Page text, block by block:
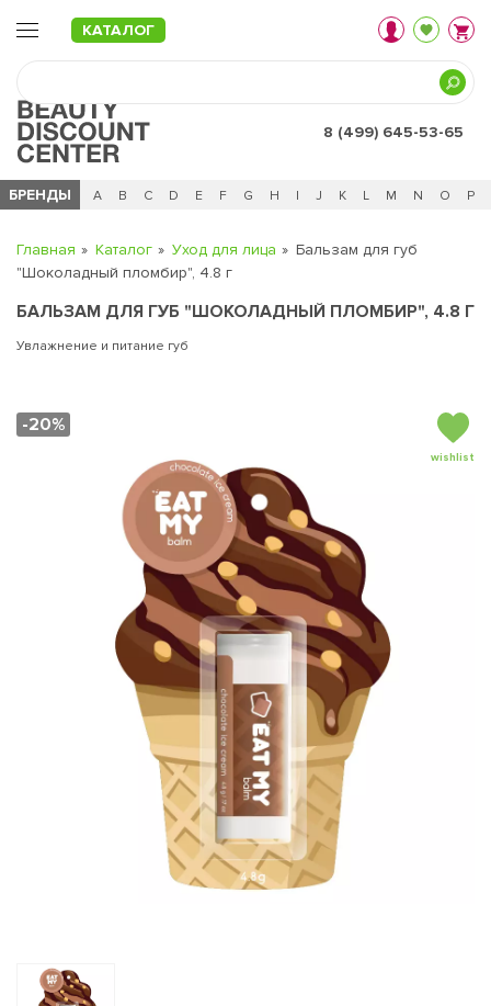
КАТАЛОГ
8 (499) 645-53-65
БРЕНДЫ
Ч 0 - 9 A B C D E F G H I J K L M N O P
Главная Каталог Уход для лица
Бальзам для губ
"Шоколадный пломбир", 4.8 г
БАЛЬЗАМ ДЛЯ ГУБ "ШОКОЛАДНЫЙ ПЛОМБИР", 4.8 Г
Увлажнение и питание губ
-20%
wishlist